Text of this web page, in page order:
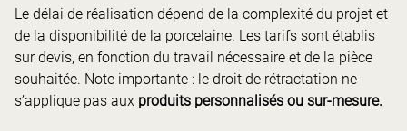
Le délai de réalisation dépend de la complexité du projet et
de la disponibilité de la porcelaine. Les tarifs sont établis
sur devis, en fonction du travail nécessaire et de la pièce
souhaitée. Note importante : le droit de rétractation ne
s’applique pas aux produits personnalisés ou sur-mesure.